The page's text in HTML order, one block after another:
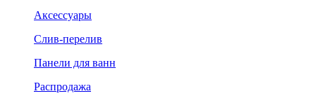
Аксессуары
Слив-перелив
Панели для ванн
Распродажа